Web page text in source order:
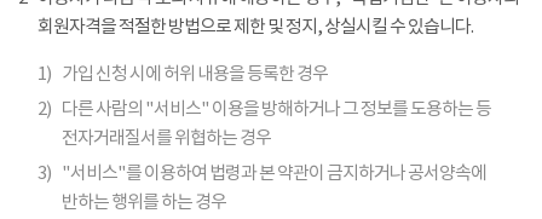
회원자격을 적절한 방법으로 제한 및 정지, 상실시킬 수 있습니다.
1) 가입 신청 시에 허위 내용을 등록한 경우
2) 다른 사람의 "서비스" 이용을 방해하거나 그 정보를 도용하는 등
전자거래질서를 위협하는 경우
3) "서비스"를 이용하여 법령과 본 약관이 금지하거나 공서양속에
반하는 행위를 하는 경우